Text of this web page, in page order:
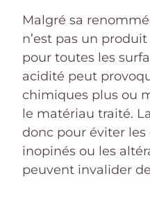
Malgré sa
n’est pas un
pour toutes les
acidité peut
chimiques plus ou
le matériau traité.
donc pour éviter
inopinés ou les
peuvent invalider